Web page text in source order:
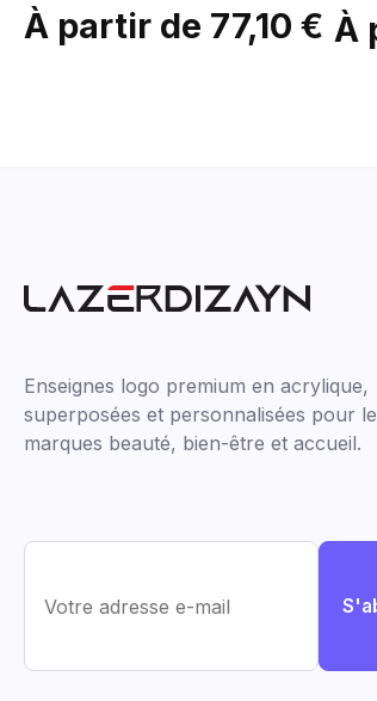
À partir de 77,10 € À
Enseignes logo premium en acrylique,
superposées et personnalisées pour
marques beauté, bien-être et accueil.